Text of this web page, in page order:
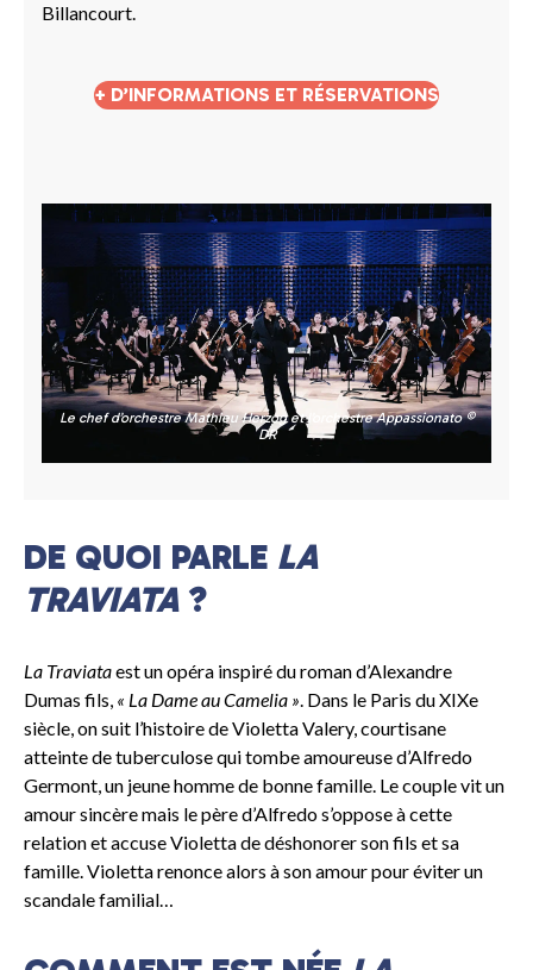
Billancourt.
+ D’INFORMATIONS ET RÉSERVATIONS
Le chef d’orchestre Mathieu Herzog et l’orchestre Appassionato ©
DR
DE QUOI PARLE LA
TRAVIATA?
La Traviataest un opéra inspiré du roman d’Alexandre
Dumas fils, « La Dame au Camelia ». Dans le Paris du XIXe
siècle, on suit l’histoire de Violetta Valery, courtisane
atteinte de tuberculose qui tombe amoureuse d’Alfredo
Germont, un jeune homme de bonne famille. Le couple vit un
amour sincère mais le père d’Alfredo s’oppose à cette
relation et accuse Violetta de déshonorer son fils et sa
famille. Violetta renonce alors à son amour pour éviter un
scandale familial…